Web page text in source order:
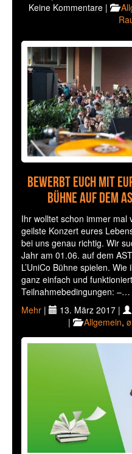
Keine Kommentare |
Bewerbt euch mit
Bühne auf dem
Ihr wolltet schon immer
geilste Konzert eures
bei uns genau richtig. Wir
Jahr am 01.06. auf dem
L’UniCo Bühne spielen.
ganz einfach und
Teilnahmebedingungen: –…
Mehr | 13. März 2017 |
|
Allgemein,